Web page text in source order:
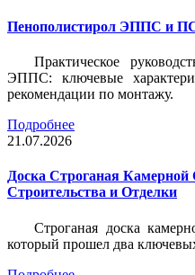
Пенополистирол ЭППС и
Практическое
ЭППС: ключевые
рекомендации по монтажу.
Подробнее
21.07.2026
Доска Строганая
Строительства и Отделки
Строганая доска
который прошел два